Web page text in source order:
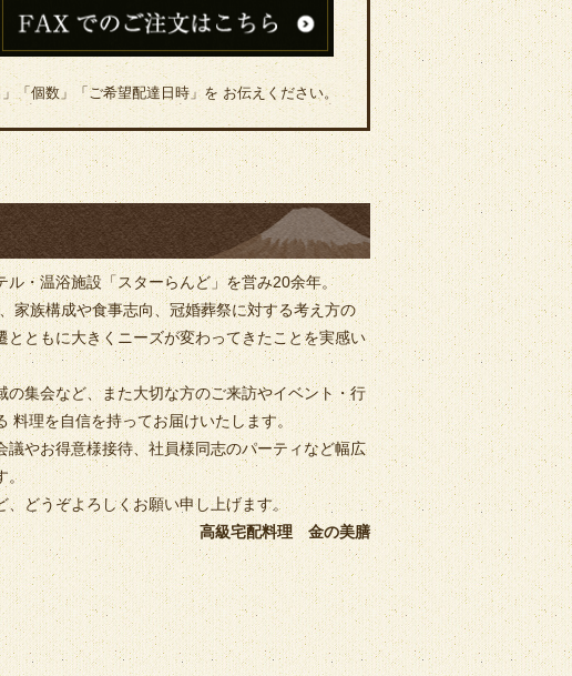
「個数」「ご希望配達日時」を お伝えください。
ル・温浴施設「スターらんど」を営み20余年。
家族構成や食事志向、冠婚葬祭に対する考え方の
とともに大きくニーズが変わってきたことを実感い
の集会など、また大切な方のご来訪やイベント・行
料理を自信を持ってお届けいたします。
議やお得意様接待、社員様同志のパーティなど幅広
。
、どうぞよろしくお願い申し上げます。
高級宅配料理 金の美膳